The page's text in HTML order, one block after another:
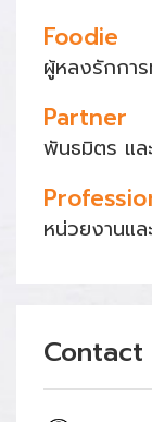
Foodie
ผู้หลงรักการ
Partner
พันธมิตร แล
หน่วยงานแ
Contact